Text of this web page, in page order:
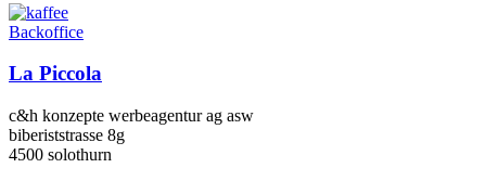
Backoffice
La Piccola
c&h konzepte werbeagentur ag asw
biberiststrasse 8g
4500 solothurn